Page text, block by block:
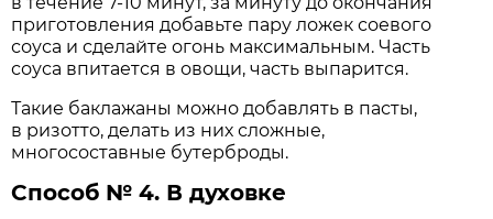
приготовления добавьте пару ложек соевого
соуса и сделайте огонь максимальным. Часть
соуса впитается в овощи, часть выпарится.
Такие баклажаны можно добавлять в пасты,
в ризотто, делать из них сложные,
многосоставные бутерброды.
Способ № 4. В духовке